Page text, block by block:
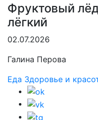
Фруктовый
лёгкий
02.07.2026
Галина Перова
Еда Здоровье и